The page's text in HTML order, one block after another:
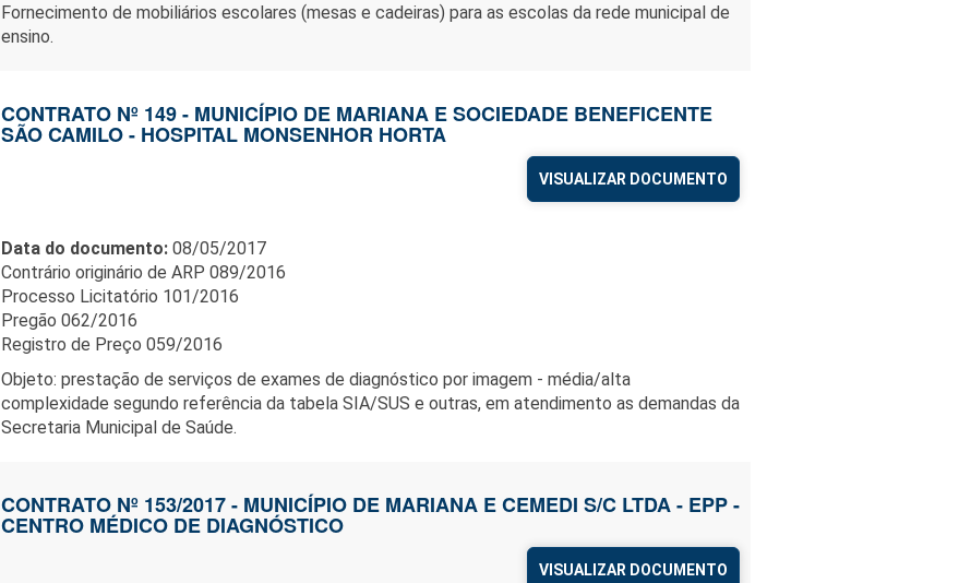
Fornecimento de mobiliários escolares (mesas e cadeiras) para as escolas da rede municipal de
ensino.
CONTRATO Nº 149 - MUNICÍPIO DE MARIANA E SOCIEDADE BENEFICENTE
SÃO CAMILO - HOSPITAL MONSENHOR HORTA
VISUALIZAR DOCUMENTO
Data do documento:08/05/2017
Contrário originário de ARP 089/2016
Processo Licitatório 101/2016
Pregão 062/2016
Registro de Preço 059/2016
Objeto: prestação de serviços de exames de diagnóstico por imagem - média/alta
complexidade segundo referência da tabela SIA/SUS e outras, em atendimento as demandas da
Secretaria Municipal de Saúde.
CONTRATO Nº 153/2017 - MUNICÍPIO DE MARIANA E CEMEDI S/C LTDA - EPP -
CENTRO MÉDICO DE DIAGNÓSTICO
VISUALIZAR DOCUMENTO